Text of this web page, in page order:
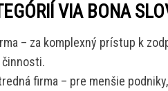
VIA BONA
– za komplexný prístup k
firma – pre menšie